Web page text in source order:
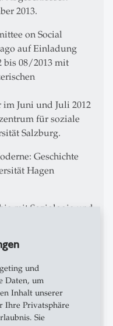
und
Daten, um
Inhalt unserer
Ihre Privatsphäre
Sie
2013.
on Social
auf Einladung
bis 08/2013 mit
im Juni und Juli 2012
für soziale
Salzburg.
Geschichte
Hagen
mit Soziologie und
Oktober 2010).
an der
August